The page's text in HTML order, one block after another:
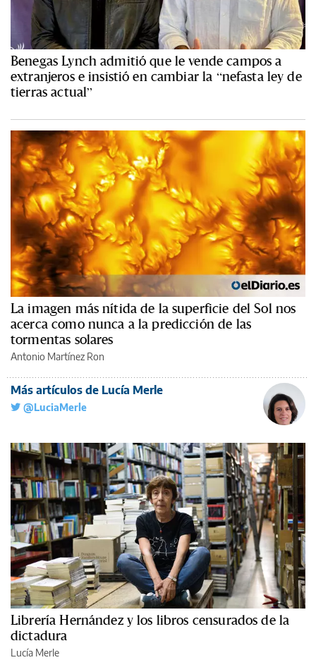
Benegas Lynch admitió que le vende campos a
extranjeros e insistió en cambiar la “nefasta ley de
tierras actual”
La imagen más nítida de la superficie del Sol nos
acerca como nunca a la predicción de las
tormentas solares
Antonio Martínez Ron
Más artículos de Lucía Merle
@LuciaMerle
Librería Hernández y los libros censurados de la
dictadura
Lucía Merle